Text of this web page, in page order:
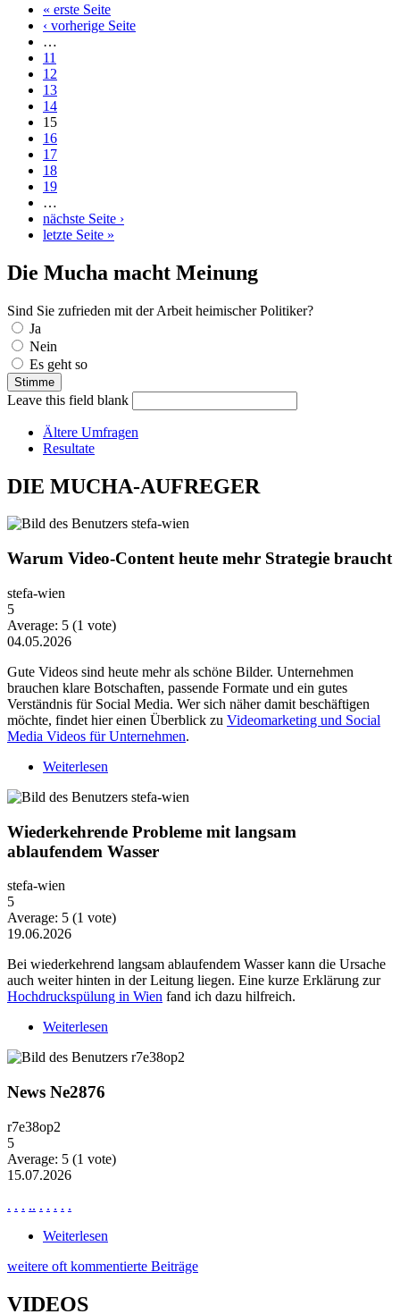
Seiten« erste Seite
‹ vorherige Seite
…
11
12
13
14
15
16
17
18
19
…
nächste Seite ›
letzte Seite »
Die Mucha macht Meinung
Sind Sie zufrieden mit der Arbeit heimischer Politiker?
Auswahlmöglichkeiten
Ja
Nein
Es geht so
Leave this field blank
Ältere Umfragen
Resultate
DIE MUCHA-AUFREGER
Warum Video-Content heute mehr Strategie braucht
stefa-wien
5
Average: 5 (1 vote)
04.05.2026
Gute Videos sind heute mehr als schöne Bilder. Unternehmen
brauchen klare Botschaften, passende Formate und ein gutes
Verständnis für Social Media. Wer sich näher damit beschäftigen
möchte, findet hier einen Überblick zu Videomarketing und Social
Media Videos für Unternehmen.
Weiterlesen
Wiederkehrende Probleme mit langsam
ablaufendem Wasser
stefa-wien
5
Average: 5 (1 vote)
19.06.2026
Bei wiederkehrend langsam ablaufendem Wasser kann die Ursache
auch weiter hinten in der Leitung liegen. Eine kurze Erklärung zur
Hochdruckspülung in Wien fand ich dazu hilfreich.
Weiterlesen
News Ne2876
r7e38op2
5
Average: 5 (1 vote)
15.07.2026
. . . .. . . . . .
Weiterlesen
weitere oft kommentierte Beiträge
VIDEOS